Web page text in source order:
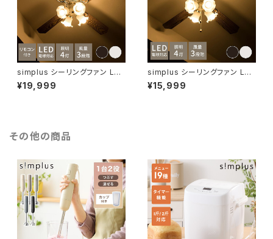
simplus シーリングファン LED
対応 照明4灯 リモコン操作 風
量3段階 天井照明 8畳 10畳 12
¥19,999
simplus シーリングファン LED
対応 照明4灯 風量3段階 天井
照明 8畳 10畳 12畳 おしゃれ
¥15,999
その他の商品